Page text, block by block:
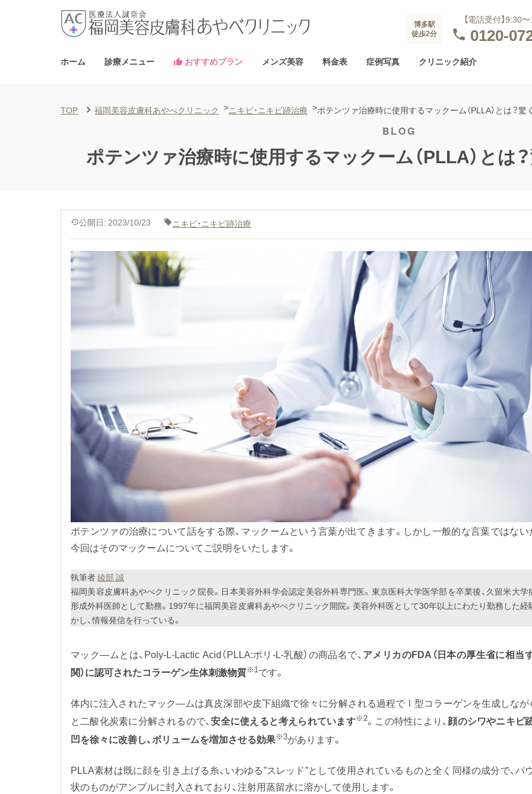
博多駅
徒歩2分
【電話受付】9:30
 0120-
ホーム 診療メニュー
鼻の整形
 おすすめプラン メンズ美容
ワキガ・多汗症治療
タトゥー・刺青
料金表
症例写真
クリニック紹介
当院の取り組み
TOP  福岡美容皮膚科あやべクリニック >ニキビ・ニキビ跡治療 >ポテンツァ治療時に使用するマックーム（PLLA）とは？驚
ポテンツァ治療時に使用するマックーム（PLLA）とは
公開日: 2023/10/23 ニキビ・ニキビ跡治療
ポテンツァの治療について話をする際、マックームという言葉が出てきます。しかし一般的な言葉ではない
今回はそのマックームについてご説明をいたします。
執筆者綾部 誠
福岡美容皮膚科あやべクリニック院長。日本美容外科学会認定美容外科専門医。東京医科大学医学部を卒業後、久留米大学
形成外科医師として勤務。1997年に福岡美容皮膚科あやべクリニック開院。美容外科医として30年以上にわたり勤務した経
かし、情報発信を行っている。
マック―ムとは、Poly-L-Lactic Acid（PLLA:ポリ-L-乳酸）の商品名で、 アメリカのFDA（日本の厚生省に相当
関）に認可されたコラーゲン生体刺激物質※1です。
体内に注入されたマック―ムは真皮深部や皮下組織で徐々に分解される過程でⅠ型コラーゲンを生成しなが
と二酸化炭素に分解されるので、安全に使えると考えられています※2。この特性により、 顔のシワやニキビ
凹を徐々に改善し、ボリュームを増加させる効果※3があります。
PLLA素材は既に顔を引き上げる糸、いわゆる”スレッド”として使用されているものと全く同様の成分で、パ
状のものがアンプルに封入されており、注射用蒸留水に溶かして使用します。